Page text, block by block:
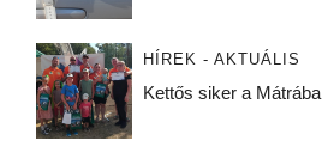
HÍREK - AKTUÁLIS
Kettős siker a